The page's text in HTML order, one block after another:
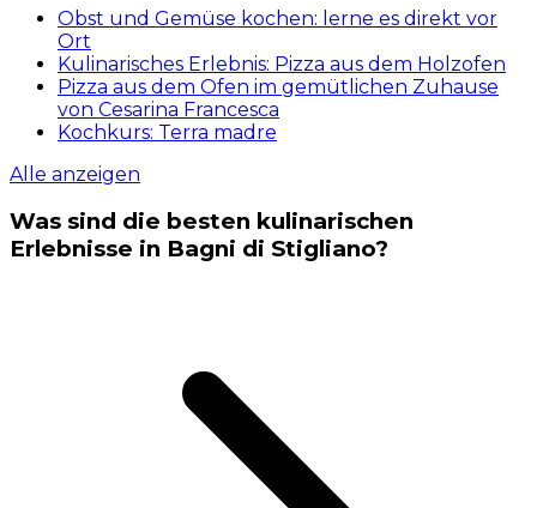
Obst und Gemüse kochen: lerne es direkt vor
Ort
Kulinarisches Erlebnis: Pizza aus dem Holzofen
Pizza aus dem Ofen im gemütlichen Zuhause
von Cesarina Francesca
Kochkurs: Terra madre
Alle anzeigen
Was sind die besten kulinarischen
Erlebnisse in Bagni di Stigliano?